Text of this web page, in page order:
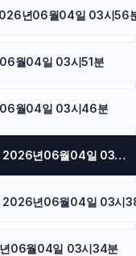
년06월04일 03시56
월04일 03시51분
06월04일 03시46분
팟캐스트스튜디오 이용 전 점검 안내 2026년06월04일 03시43분
2026년06월04일 03시
06월04일 03시34분